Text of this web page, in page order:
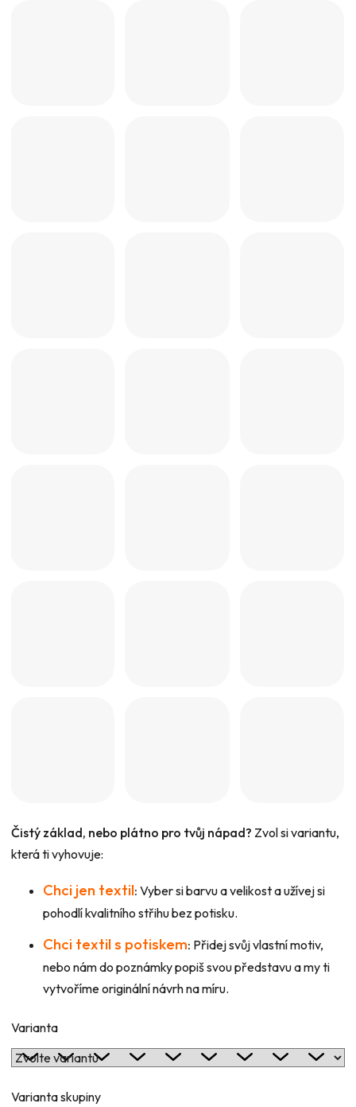
Čistý základ, nebo plátno pro tvůj nápad? Zvol si variantu,
která ti vyhovuje:
Chci jen textil: Vyber si barvu a velikost a užívej si
pohodlí kvalitního střihu bez potisku.
Chci textil s potiskem: Přidej svůj vlastní motiv,
nebo nám do poznámky popiš svou představu a my ti
vytvoříme originální návrh na míru.
Varianta
Varianta skupiny